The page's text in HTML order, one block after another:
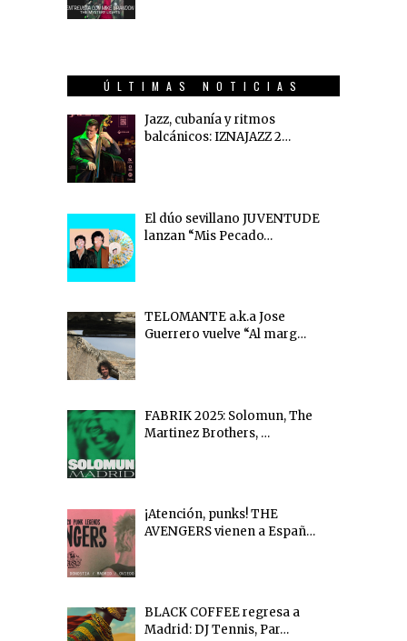
ÚLTIMAS NOTICIAS
Jazz, cubanía y ritmos
balcánicos: IZNAJAZZ 2…
El dúo sevillano JUVENTUDE
lanzan “Mis Pecado…
TELOMANTE a.k.a Jose
Guerrero vuelve “Al marg…
FABRIK 2025: Solomun, The
Martinez Brothers, …
¡Atención, punks! THE
AVENGERS vienen a Españ…
BLACK COFFEE regresa a
Madrid: DJ Tennis, Par…